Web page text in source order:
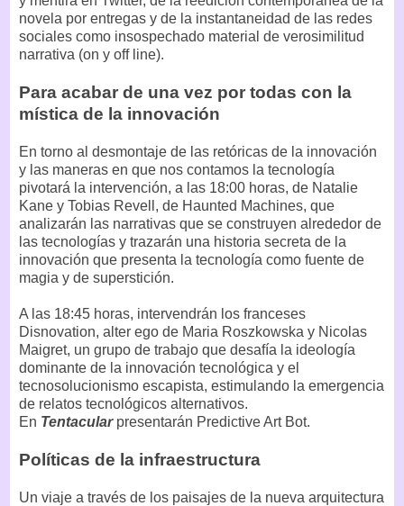
novela por entregas y de la instantaneidad de las redes
sociales como insospechado material de verosimilitud
narrativa (on y off line).
Para acabar de una vez por todas con la
mística de la innovación
En torno al desmontaje de las retóricas de la innovación
y las maneras en que nos contamos la tecnología
pivotará la intervención, a las 18:00 horas, de Natalie
Kane y Tobias Revell, de Haunted Machines, que
analizarán las narrativas que se construyen alrededor de
las tecnologías y trazarán una historia secreta de la
innovación que presenta la tecnología como fuente de
magia y de superstición.
A las 18:45 horas, intervendrán los franceses
Disnovation, alter ego de Maria Roszkowska y Nicolas
Maigret, un grupo de trabajo que desafía la ideología
dominante de la innovación tecnológica y el
tecnosolucionismo escapista, estimulando la emergencia
de relatos tecnológicos alternativos.
En Tentacular presentarán Predictive Art Bot.
Políticas de la infraestructura
Un viaje a través de los paisajes de la nueva arquitectura